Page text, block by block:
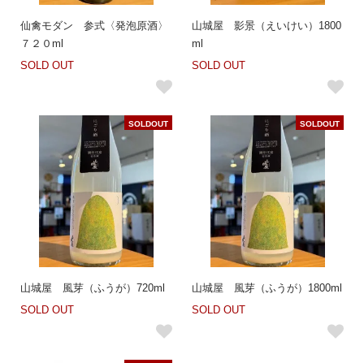
仙禽モダン 参式〈発泡原酒〉
７２０ml
SOLD OUT
山城屋 影景（えいけい）1800
ml
SOLD OUT
SOLDOUT
山城屋 風芽（ふうが）720ml
SOLD OUT
SOLDOUT
山城屋 風芽（ふうが）1800ml
SOLD OUT